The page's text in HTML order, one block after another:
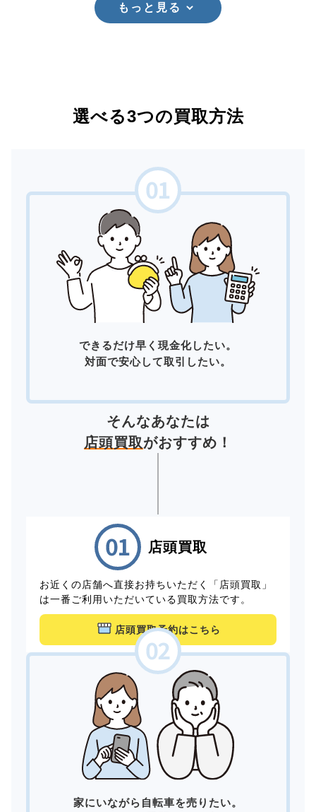
もっと見る
選べる3つの買取方法
できるだけ早く現金化したい。
対面で安心して取引したい。
そんなあなたは
店頭買取がおすすめ！
店頭買取
お近くの店舗へ直接お持ちいただく「店頭買取」
は一番ご利用いただいている買取方法です。
店頭買取予約はこちら
家にいながら自転車を売りたい。